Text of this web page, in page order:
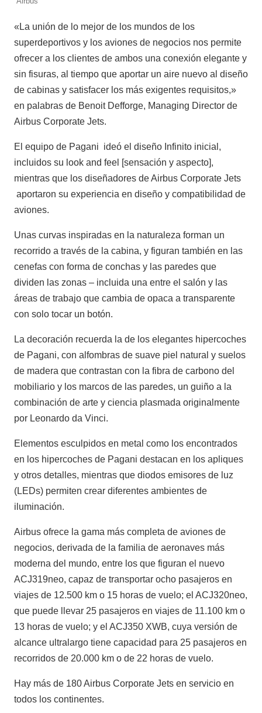
«La unión de lo mejor de los mundos de los
superdeportivos y los aviones de negocios nos permite
ofrecer a los clientes de ambos una conexión elegante y
sin fisuras, al tiempo que aportar un aire nuevo al diseño
de cabinas y satisfacer los más exigentes requisitos,»
en palabras de Benoit Defforge, Managing Director de
Airbus Corporate Jets.
El equipo de Pagani ideó el diseño Infinito inicial,
incluidos su look and feel [sensación y aspecto],
mientras que los diseñadores de Airbus Corporate Jets
aportaron su experiencia en diseño y compatibilidad de
aviones.
Unas curvas inspiradas en la naturaleza forman un
recorrido a través de la cabina, y figuran también en las
cenefas con forma de conchas y las paredes que
dividen las zonas – incluida una entre el salón y las
áreas de trabajo que cambia de opaca a transparente
con solo tocar un botón.
La decoración recuerda la de los elegantes hipercoches
de Pagani, con alfombras de suave piel natural y suelos
de madera que contrastan con la fibra de carbono del
mobiliario y los marcos de las paredes, un guiño a la
combinación de arte y ciencia plasmada originalmente
por Leonardo da Vinci.
Elementos esculpidos en metal como los encontrados
en los hipercoches de Pagani destacan en los apliques
y otros detalles, mientras que diodos emisores de luz
(LEDs) permiten crear diferentes ambientes de
iluminación.
Airbus ofrece la gama más completa de aviones de
negocios, derivada de la familia de aeronaves más
moderna del mundo, entre los que figuran el nuevo
ACJ319neo, capaz de transportar ocho pasajeros en
viajes de 12.500 km o 15 horas de vuelo; el ACJ320neo,
que puede llevar 25 pasajeros en viajes de 11.100 km o
13 horas de vuelo; y el ACJ350 XWB, cuya versión de
alcance ultralargo tiene capacidad para 25 pasajeros en
recorridos de 20.000 km o de 22 horas de vuelo.
Hay más de 180 Airbus Corporate Jets en servicio en
todos los continentes.